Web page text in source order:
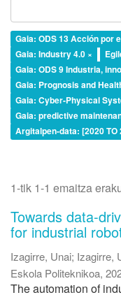
Gaia: ODS 13 Acción por
Gaia: Industry 4.0 ×
Gaia: ODS 9 Industria,
Gaia: Prognosis and
Gaia: Cyber-Physical
Gaia: predictive
Argitalpen-data: [2020 TO
1-tik 1-1 emaitza
Towards data-
for industrial
Izagirre, Unai; Izagirre,
Eskola Politeknikoa,
The automation of